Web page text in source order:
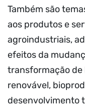
Também são
aos produtos e
agroindustriais,
efeitos da
transformação de
renovável,
desenvolvimento